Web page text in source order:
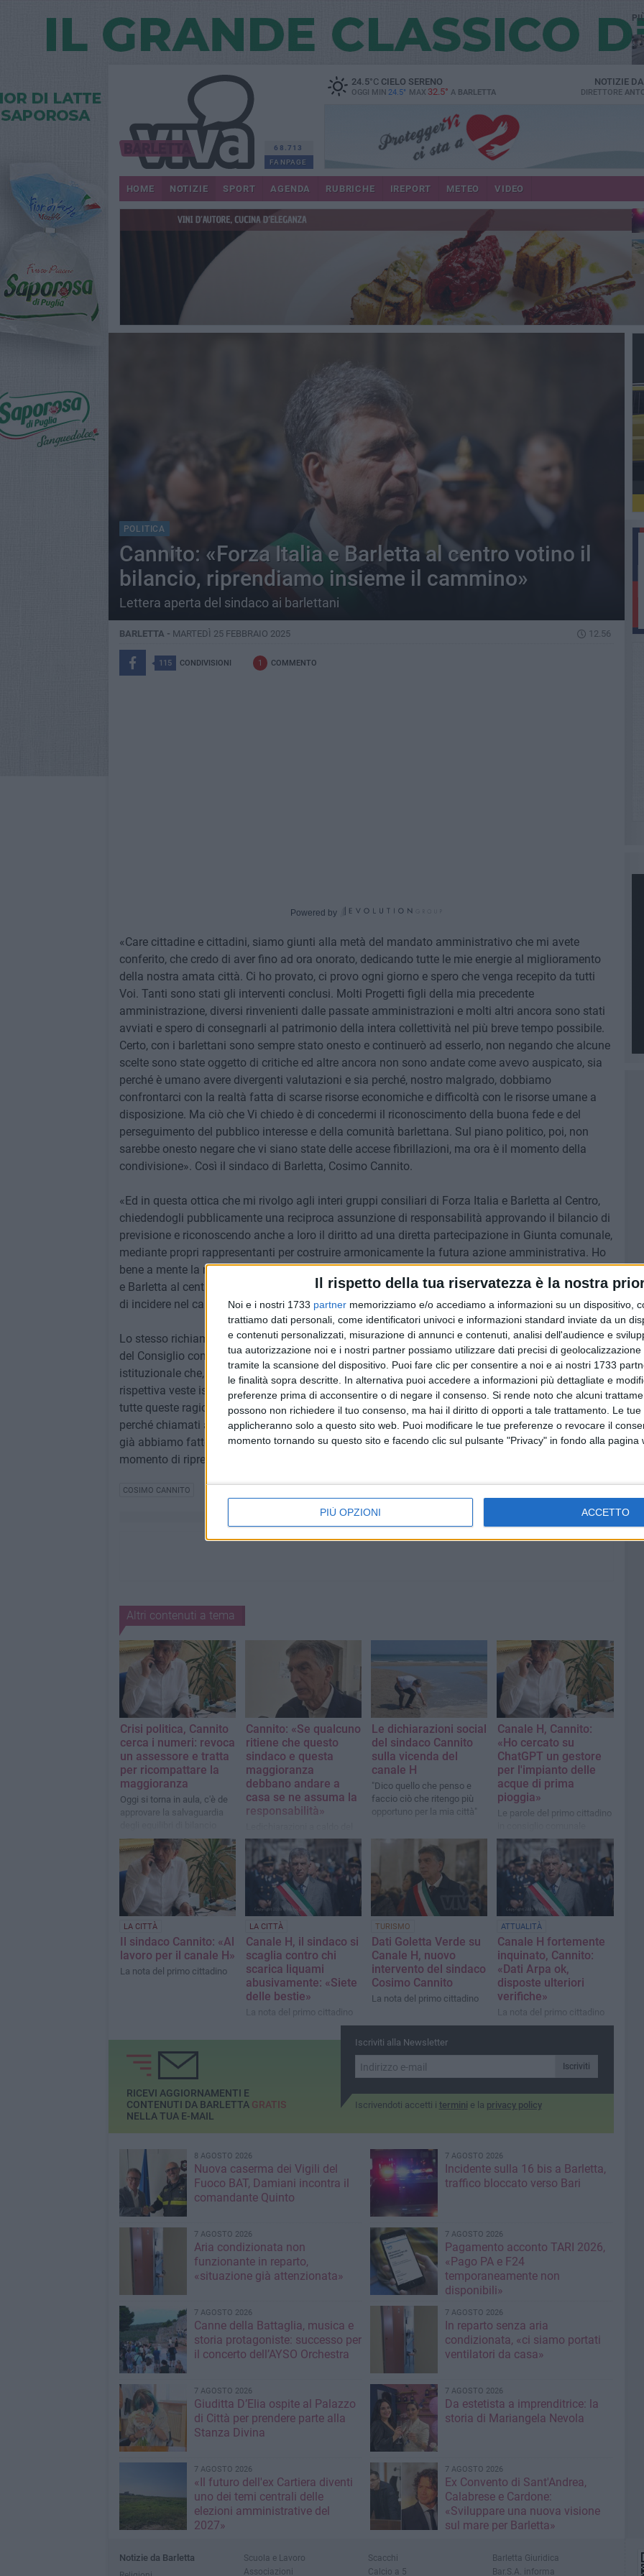
Il rispetto della tua riservatezza è la nostra
Noi e i nostri 1733 partner memorizziamo e/o accediamo a informazioni su un dispositivo,
trattiamo dati personali, come identificatori univoci e informazioni standard inviate da un
e contenuti personalizzati, misurazione di annunci e contenuti, analisi dell'audience e
tua autorizzazione noi e i nostri partner possiamo utilizzare dati precisi di
tramite la scansione del dispositivo. Puoi fare clic per consentire a noi e ai nostri 1733
le finalità sopra descritte. In alternativa puoi accedere a informazioni più dettagliate e
preferenze prima di acconsentire o di negare il consenso. Si rende noto che alcuni
possono non richiedere il tuo consenso, ma hai il diritto di opporti a tale trattamento. Le
applicheranno solo a questo sito web. Puoi modificare le tue preferenze o revocare il
momento tornando su questo sito e facendo clic sul pulsante "Privacy" in fondo alla pagina
PIÙ OPZIONI ACCETTO
68.713
FANPAGE
24.5°CCIELO SERENO
OGGI MIN 24.5° MAX 32.5° A BARLETTA
NOTIZIE
DIRETTORE
HOME NOTIZIE SPORT AGENDA RUBRICHE IREPORT METEO VIDEO
POLITICA
Cannito: «Forza Italia e Barletta al centro votino il
bilancio, riprendiamo insieme il cammino»
Lettera aperta del sindaco ai barlettani
BARLETTA - MARTEDÌ 25 FEBBRAIO 2025 12.56
115 CONDIVISIONI 1 COMMENTO
Powered by
«Care cittadine e cittadini, siamo giunti alla metà del mandato amministrativo che mi avete
conferito, che credo di aver fino ad ora onorato, dedicando tutte le mie energie al miglioramento
della nostra amata città. Ci ho provato, ci provo ogni giorno e spero che venga recepito da tutti
Voi. Tanti sono stati gli interventi conclusi. Molti Progetti figli della mia precedente
amministrazione, diversi rinvenienti dalle passate amministrazioni e molti altri ancora sono stati
avviati e spero di consegnarli al patrimonio della intera collettività nel più breve tempo possibile.
Certo, con i barlettani sono sempre stato onesto e continuerò ad esserlo, non negando che alcune
scelte sono state oggetto di critiche ed altre ancora non sono andate come avevo auspicato, sia
perché è umano avere divergenti valutazioni e sia perché, nostro malgrado, dobbiamo
confrontarci con la realtà fatta di scarse risorse economiche e difficoltà con le risorse umane a
disposizione. Ma ciò che Vi chiedo è di concedermi il riconoscimento della buona fede e del
perseguimento del pubblico interesse e della comunità barlettana. Sul piano politico, poi, non
sarebbe onesto negare che vi siano state delle accese fibrillazioni, ma ora è il momento della
condivisione». Così il sindaco di Barletta, Cosimo Cannito.
«Ed in questa ottica che mi rivolgo agli interi gruppi consiliari di Forza Italia e Barletta al Centro,
chiedendogli pubblicamente una reciproca assunzione di responsabilità approvando il bilancio di
previsione e riconoscendo anche a loro il diritto ad una diretta partecipazione in Giunta comunale,
mediante propri rappresentanti per costruire armonicamente la futura azione amministrativa. Ho
bene a mente la necessità di recepire le sensibilità politiche dei Consiglieri comunali di Forza Italia
e Barletta al centro, i loro suggerimenti per migliorare il bilancio del comune, la legittima volontà
di incidere nel campo amministrativo, attraverso donne e uomini che loro dovranno indicarmi.
Lo stesso richiamo alla reciproca assunzione di responsabilità che sento di rivolge al Presidente
del Consiglio comunale Marcello Lanotte, con il quale si era aperto un vivace confronto politico-
istituzionale che, sono convinto, il tempo ha mitigato e chiarito, poiché ciascuno di noi, nella
rispettiva veste istituzionale, ha sempre lavorato con rigore alla costruzione del bene comune. Per
tutte queste ragioni abbiamo il dovere di riprendere questo percorso virtuoso, esclusivamente
perché chiamati ad una responsabilità politica ed amministrativa dagli elettori barlettani e come
già abbiamo fatto, in modo trasparente e lungimirante, per oltre un anno e mezzo. E' questo il
momento di riprendere il percorso, con serietà e rigore, perché è Barletta a richiederlo».
COSIMO CANNITO
Altri contenuti a tema
Crisi politica, Cannito
cerca i numeri: revoca
un assessore e tratta
per ricompattare la
maggioranza
Oggi si torna in aula, c'è de
approvare la salvaguardia
Cannito: «Se qualcuno
ritiene che questo
sindaco e questa
maggioranza
debbano andare a
casa se ne assuma la
responsabilità»
sindaco Cosimo Cannito
sulla crisi della sua
maggioranza
Le dichiarazioni social
del sindaco Cannito
sulla vicenda del
canale H
"Dico quello che penso e
faccio ciò che ritengo più
opportuno per la mia città"
Canale H, Cannito:
«Ho cercato su
ChatGPT un gestore
per l'impianto delle
acque di prima
pioggia»
Le parole del primo cittadino
LA CITTÀ
Il sindaco Cannito: «Al
lavoro per il canale H»
La nota del primo cittadino
LA CITTÀ
Canale H, il sindaco si
scaglia contro chi
scarica liquami
abusivamente: «Siete
delle bestie»
La nota del primo cittadino
TURISMO
Dati Goletta Verde su
Canale H, nuovo
intervento del sindaco
Cosimo Cannito
La nota del primo cittadino
ATTUALITÀ
Canale H fortemente
inquinato, Cannito:
«Dati Arpa ok,
disposte ulteriori
verifiche»
La nota del primo cittadino
Iscriviti alla Newsletter
Iscriviti
Iscrivendoti accetti i termini e la privacy policy
RICEVI AGGIORNAMENTI E
CONTENUTI DA BARLETTA GRATIS
NELLA TUA E-MAIL
8 AGOSTO 2026
Nuova caserma dei Vigili del
Fuoco BAT, Damiani incontra il
comandante Quinto
7 AGOSTO 2026
Incidente sulla 16 bis a Barletta,
traffico bloccato verso Bari
7 AGOSTO 2026
Aria condizionata non
funzionante in reparto,
«situazione già attenzionata»
7 AGOSTO 2026
Pagamento acconto TARI 2026,
«Pago PA e F24
temporaneamente non
disponibili»
7 AGOSTO 2026
Canne della Battaglia, musica e
storia protagoniste: successo per
il concerto dell’AYSO Orchestra
7 AGOSTO 2026
In reparto senza aria
condizionata, «ci siamo portati
ventilatori da casa»
7 AGOSTO 2026
Giuditta D’Elia ospite al Palazzo
di Città per prendere parte alla
Stanza Divina
7 AGOSTO 2026
Da estetista a imprenditrice: la
storia di Mariangela Nevola
7 AGOSTO 2026
«Il futuro dell'ex Cartiera diventi
uno dei temi centrali delle
elezioni amministrative del
2027»
7 AGOSTO 2026
Ex Convento di Sant'Andrea,
Calabrese e Cardone:
«Sviluppare una nuova visione
sul mare per Barletta»
Notizie da Barletta
Scuola e Lavoro
Associazioni
Scacchi
Calcio a 5
Barletta Giuridica
Bar.S.A. informa